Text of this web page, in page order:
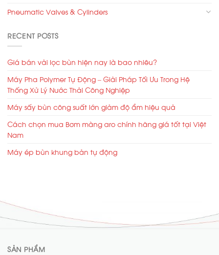
Pneumatic Valves & Cylinders
RECENT POSTS
Giá bán vải lọc bùn hiện nay là bao nhiêu?
Máy Pha Polymer Tự Động – Giải Pháp Tối Ưu Trong Hệ
Thống Xử Lý Nước Thải Công Nghiệp
Máy sấy bùn công suất lớn giảm độ ẩm hiệu quả
Cách chọn mua Bơm màng aro chính hãng giá tốt tại Việt
Nam
Máy ép bùn khung bản tự động
SẢN PHẨM